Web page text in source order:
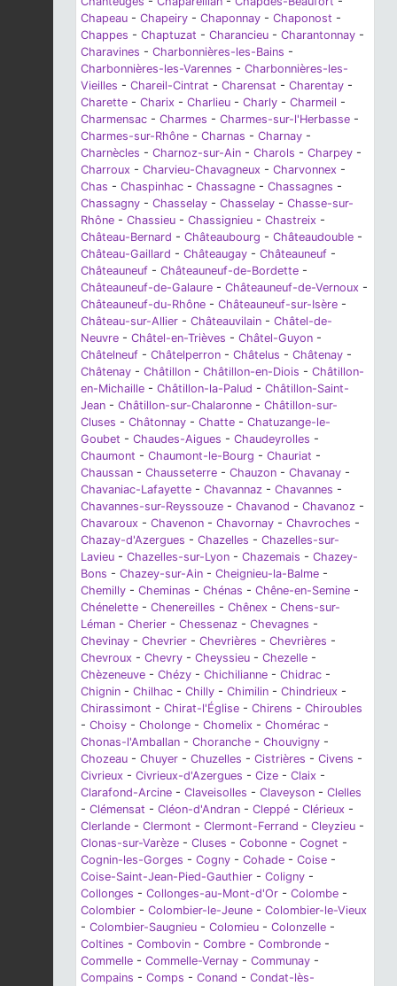
Chapeau - Chapeiry - Chaponnay - Chaponost -
Chappes - Chaptuzat - Charancieu - Charantonnay -
Charavines - Charbonnières-les-Bains -
Charbonnières-les-Varennes - Charbonnières-les-
Vieilles - Chareil-Cintrat - Charensat - Charentay -
Charette - Charix - Charlieu - Charly - Charmeil -
Charmensac - Charmes - Charmes-sur-l'Herbasse -
Charmes-sur-Rhône - Charnas - Charnay -
Charnècles - Charnoz-sur-Ain - Charols - Charpey -
Charroux - Charvieu-Chavagneux - Charvonnex -
Chas - Chaspinhac - Chassagne - Chassagnes -
Chassagny - Chasselay - Chasselay - Chasse-sur-
Rhône - Chassieu - Chassignieu - Chastreix -
Château-Bernard - Châteaubourg - Châteaudouble -
Château-Gaillard - Châteaugay - Châteauneuf -
Châteauneuf - Châteauneuf-de-Bordette -
Châteauneuf-de-Galaure - Châteauneuf-de-Vernoux -
Châteauneuf-du-Rhône - Châteauneuf-sur-Isère -
Château-sur-Allier - Châteauvilain - Châtel-de-
Neuvre - Châtel-en-Trièves - Châtel-Guyon -
Châtelneuf - Châtelperron - Châtelus - Châtenay -
Châtenay - Châtillon - Châtillon-en-Diois - Châtillon-
en-Michaille - Châtillon-la-Palud - Châtillon-Saint-
Jean - Châtillon-sur-Chalaronne - Châtillon-sur-
Cluses - Châtonnay - Chatte - Chatuzange-le-
Goubet - Chaudes-Aigues - Chaudeyrolles -
Chaumont - Chaumont-le-Bourg - Chauriat -
Chaussan - Chausseterre - Chauzon - Chavanay -
Chavaniac-Lafayette - Chavannaz - Chavannes -
Chavannes-sur-Reyssouze - Chavanod - Chavanoz -
Chavaroux - Chavenon - Chavornay - Chavroches -
Chazay-d'Azergues - Chazelles - Chazelles-sur-
Lavieu - Chazelles-sur-Lyon - Chazemais - Chazey-
Bons - Chazey-sur-Ain - Cheignieu-la-Balme -
Chemilly - Cheminas - Chénas - Chêne-en-Semine -
Chénelette - Chenereilles - Chênex - Chens-sur-
Léman - Cherier - Chessenaz - Chevagnes -
Chevinay - Chevrier - Chevrières - Chevrières -
Chevroux - Chevry - Cheyssieu - Chezelle -
Chèzeneuve - Chézy - Chichilianne - Chidrac -
Chignin - Chilhac - Chilly - Chimilin - Chindrieux -
Chirassimont - Chirat-l'Église - Chirens - Chiroubles
- Choisy - Cholonge - Chomelix - Chomérac -
Chonas-l'Amballan - Choranche - Chouvigny -
Chozeau - Chuyer - Chuzelles - Cistrières - Civens -
Civrieux - Civrieux-d'Azergues - Cize - Claix -
Clarafond-Arcine - Claveisolles - Claveyson - Clelles
- Clémensat - Cléon-d'Andran - Cleppé - Clérieux -
Clerlande - Clermont - Clermont-Ferrand - Cleyzieu -
Clonas-sur-Varèze - Cluses - Cobonne - Cognet -
Cognin-les-Gorges - Cogny - Cohade - Coise -
Coise-Saint-Jean-Pied-Gauthier - Coligny -
Collonges - Collonges-au-Mont-d'Or - Colombe -
Colombier - Colombier-le-Jeune - Colombier-le-Vieux
- Colombier-Saugnieu - Colomieu - Colonzelle -
Coltines - Combovin - Combre - Combronde -
Commelle - Commelle-Vernay - Communay -
Compains - Comps - Conand - Condat-lès-